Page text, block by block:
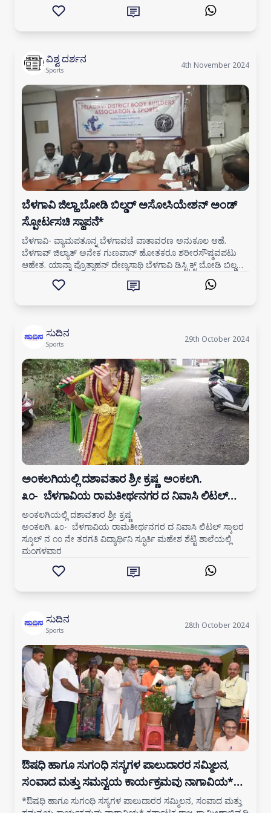
ವಿಶ್ವ ದರ್ಶನ
Sports 4th November 2024
ಬೆಳಗಾವಿ ಜಿಲ್ಹಾ ಬೋಡಿ ಬಿಲ್ಡರ್ ಅಸೋಸಿಯೇಶನ್ ಅಂಡ್
ಸ್ಪೋರ್ಟಸಚಿ ಸ್ಥಾಪನೆ*
ಬೆಳಗಾವಿ- ವ್ಯಾಮಪತೂನ್ನ ಬೆಳಗಾವಚೆ ವಾತಾವರಣ ಅನುಕೂಲ ಆಹೆ.
ಬೆಳಗಾವ್ ಜಿಲ್ಯಾತ್ ಅನೇಕ ಗುಣವಾನ್ ಹೋತಕರೂ ಶರೀರಸೌಷ್ಠವಪಟು
ಆಹೇತ. ಯಾನ್ನಾ ಪ್ರೊತ್ಸಾಹನ್ ದೇಣ್ಯಸಾಥಿ ಬೆಳಗಾವಿ ಡಿಸ್ಟ್ರಿಕ್ಟ್ ಬೋಡಿ ಬಿಲ್ಡರ್
ಅಸೋಸಿಯೇಶನ್ ಸ್ಪೋರ್ಟಸಚಿ ಸ್ಥಾಪ
ಸುದಿನ
Sports 29th October 2024
ಅಂಕಲಗಿಯಲ್ಲಿ ದಶಾವತಾರ ಶ್ರೀ ಕ್ರಷ್ಣ ಅಂಕಲಗಿ.
೩೦- ಬೆಳಗಾವಿಯ ರಾಮತೀರ್ಥನಗರ ದ ನಿವಾಸಿ ಲಿಟಲ್
ಸ್ಕಾಲರ ಸ್ಕೂಲ್ ನ ೧೦ ನೇ ತರಗತಿ ವಿದ್ಯಾರ್ಥಿನಿ ಸ್ಫೂರ್ತಿ
ಅಂಕಲಗಿಯಲ್ಲಿ ದಶಾವತಾರ ಶ್ರೀ ಕ್ರಷ್ಣ
ಅಂಕಲಗಿ. ೩೦- ಬೆಳಗಾವಿಯ ರಾಮತೀರ್ಥನಗರ ದ ನಿವಾಸಿ ಲಿಟಲ್ ಸ್ಕಾಲರ
ಸ್ಕೂಲ್ ನ ೧೦ ನೇ ತರಗತಿ ವಿದ್ಯಾರ್ಥಿನಿ ಸ್ಫೂರ್ತಿ ಮಹೇಶ ಶೆಟ್ಟಿ ಶಾಲೆಯಲ್ಲಿ
ಮಂಗಳವಾರ
ಸುದಿನ
Sports 28th October 2024
ಔಷಧಿ ಹಾಗೂ ಸುಗಂಧಿ ಸಸ್ಯಗಳ ಪಾಲುದಾರರ ಸಮ್ಮಿಲನ,
ಸಂವಾದ ಮತ್ತು ಸಮನ್ವಯ ಕಾರ್ಯಕ್ರಮವು ನಾಗಾವಿಯ*
ಕರ್ನಾಟಕ ರಾಜ್ಯ ಗ್ರಾಮೀಣಾಭಿವೃದ್ಧಿ ಮತ್ತು ಪಂಚಾಯತ ರಾಜ್
*ಔಷಧಿ ಹಾಗೂ ಸುಗಂಧಿ ಸಸ್ಯಗಳ ಪಾಲುದಾರರ ಸಮ್ಮಿಲನ, ಸಂವಾದ ಮತ್ತು